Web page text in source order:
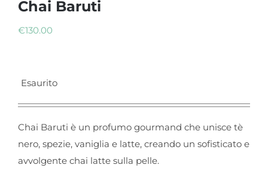
Chai Baruti
€130.00
Esaurito
Chai Baruti è un profumo gourmand che unisce tè
nero, spezie, vaniglia e latte, creando un sofisticato e
avvolgente chai latte sulla pelle.